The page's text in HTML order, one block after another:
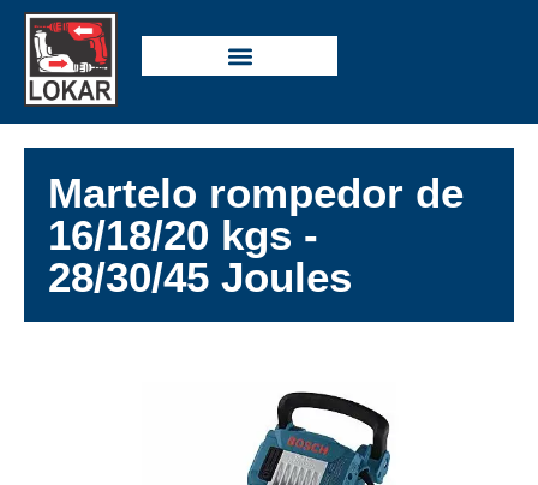
Martelo rompedor de
16/18/20 kgs -
28/30/45 Joules